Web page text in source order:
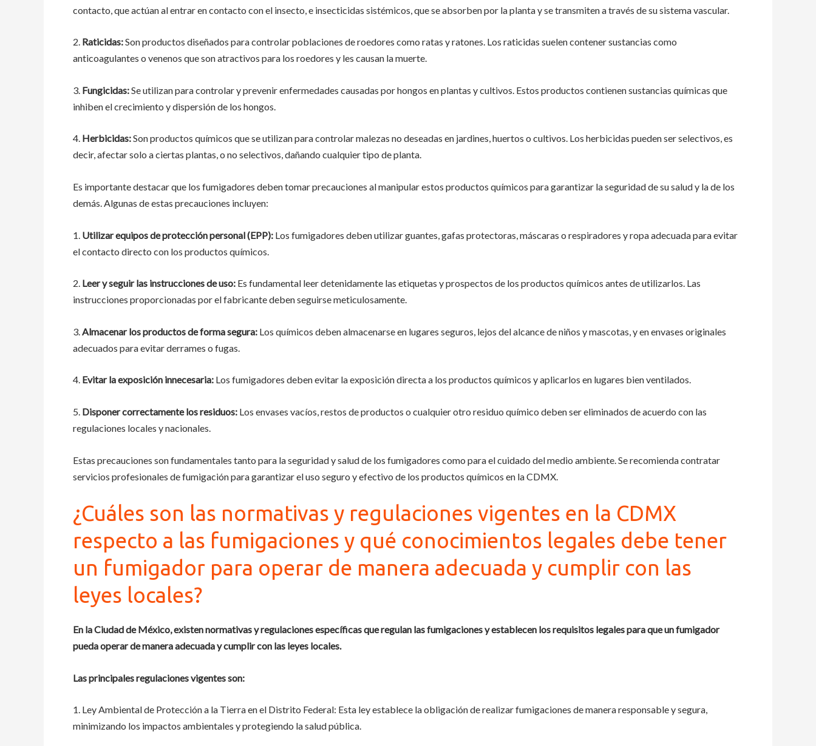
contacto, que actúan al entrar en contacto con el insecto, e insecticidas sistémicos, que se absorben por la planta y se transmiten a través de su sistema vascular.
2. Raticidas:Son productos diseñados para controlar poblaciones de roedores como ratas y ratones. Los raticidas suelen contener sustancias como
anticoagulantes o venenos que son atractivos para los roedores y les causan la muerte.
3. Fungicidas:Se utilizan para controlar y prevenir enfermedades causadas por hongos en plantas y cultivos. Estos productos contienen sustancias químicas que
inhiben el crecimiento y dispersión de los hongos.
4. Herbicidas:Son productos químicos que se utilizan para controlar malezas no deseadas en jardines, huertos o cultivos. Los herbicidas pueden ser selectivos, es
decir, afectar solo a ciertas plantas, o no selectivos, dañando cualquier tipo de planta.
Es importante destacar que los fumigadores deben tomar precauciones al manipular estos productos químicos para garantizar la seguridad de su salud y la de los
demás. Algunas de estas precauciones incluyen:
1. Utilizar equipos de protección personal (EPP): Los fumigadores deben utilizar guantes, gafas protectoras, máscaras o respiradores y ropa adecuada para evitar
el contacto directo con los productos químicos.
2. Leer y seguir las instrucciones de uso: Es fundamental leer detenidamente las etiquetas y prospectos de los productos químicos antes de utilizarlos. Las
instrucciones proporcionadas por el fabricante deben seguirse meticulosamente.
3.Almacenar los productos de forma segura: Los químicos deben almacenarse en lugares seguros, lejos del alcance de niños y mascotas, y en envases originales
adecuados para evitar derrames o fugas.
4. Evitar la exposición innecesaria: Los fumigadores deben evitar la exposición directa a los productos químicos y aplicarlos en lugares bien ventilados.
5. Disponer correctamente los residuos: Los envases vacíos, restos de productos o cualquier otro residuo químico deben ser eliminados de acuerdo con las
regulaciones locales y nacionales.
Estas precauciones son fundamentales tanto para la seguridad y salud de los fumigadores como para el cuidado del medio ambiente. Se recomienda contratar
servicios profesionales de fumigación para garantizar el uso seguro y efectivo de los productos químicos en la CDMX.
¿Cuáles son las normativas y regulaciones vigentes en la CDMX
respecto a las fumigaciones y qué conocimientos legales debe tener
un fumigador para operar de manera adecuada y cumplir con las
leyes locales?
En la Ciudad de México, existen normativas y regulaciones específicas que regulan las fumigaciones y establecen los requisitos legales para que un fumigador
pueda operar de manera adecuada y cumplir con las leyes locales.
Las principales regulaciones vigentes son:
1. Ley Ambiental de Protección a la Tierra en el Distrito Federal: Esta ley establece la obligación de realizar fumigaciones de manera responsable y segura,
minimizando los impactos ambientales y protegiendo la salud pública.